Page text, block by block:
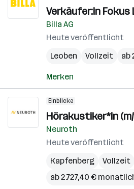
Verkäufer:in Fokus
Billa AG
Heute veröffentlicht
Leoben
Vollzeit ab
Merken
Einblicke
Hörakustiker*in
Neuroth
Heute veröffentlicht
Kapfenberg
Vollzeit
ab 2.727,40 €